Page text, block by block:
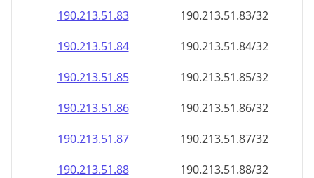
190.213.51.83
190.213.51.83/32
190.213.51.84
190.213.51.84/32
190.213.51.85
190.213.51.85/32
190.213.51.86
190.213.51.86/32
190.213.51.87
190.213.51.87/32
190.213.51.88
190.213.51.88/32